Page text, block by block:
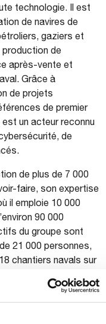
technologie. Il est
de navires de
gaziers et
production de
après-vente et
Grâce à
de projets
de premier
un acteur reconnu
de
de plus de 7 000
faire, son expertise
il emploie 10 000
90 000
du groupe sont
21 000 personnes,
chantiers navals sur